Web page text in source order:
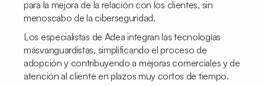
para la mejora de la relación con los clientes, sin
menoscabo de la ciberseguridad.
Los especialistas de Adea integran las tecnologías
másvanguardistas, simplificando el proceso de
adopción y contribuyendo a mejoras comerciales y de
atención al cliente en plazos muy cortos de tiempo.